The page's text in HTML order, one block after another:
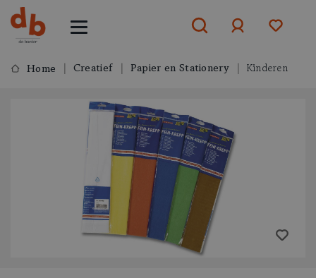
ofaanmelden
Home Creatief Papier en Stationery Kinderen